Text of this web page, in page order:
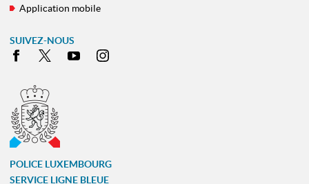
Application mobile
SUIVEZ-NOUS
Facebook
X Youtube
POLICE LUXEMBOURG
SERVICE LIGNE BLEUE